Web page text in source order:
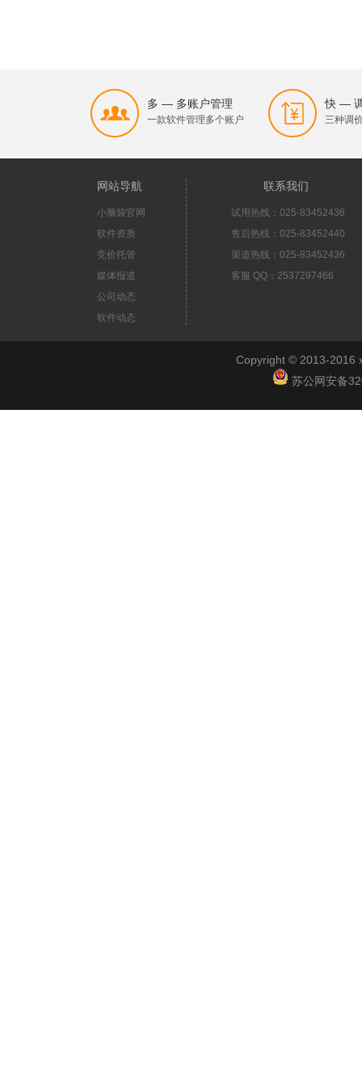
多 — 多账户管理
一款软件管理多个账户
快 —
三种调
网站导航
小脑袋官网
软件资质
竞价托管
媒体报道
公司动态
软件动态
联系我们
试用热线：025-83452436
售后热线：025-83452440
渠道热线：025-83452436
客服 QQ：2537297466
Copyright © 2013-2016
苏公网安备